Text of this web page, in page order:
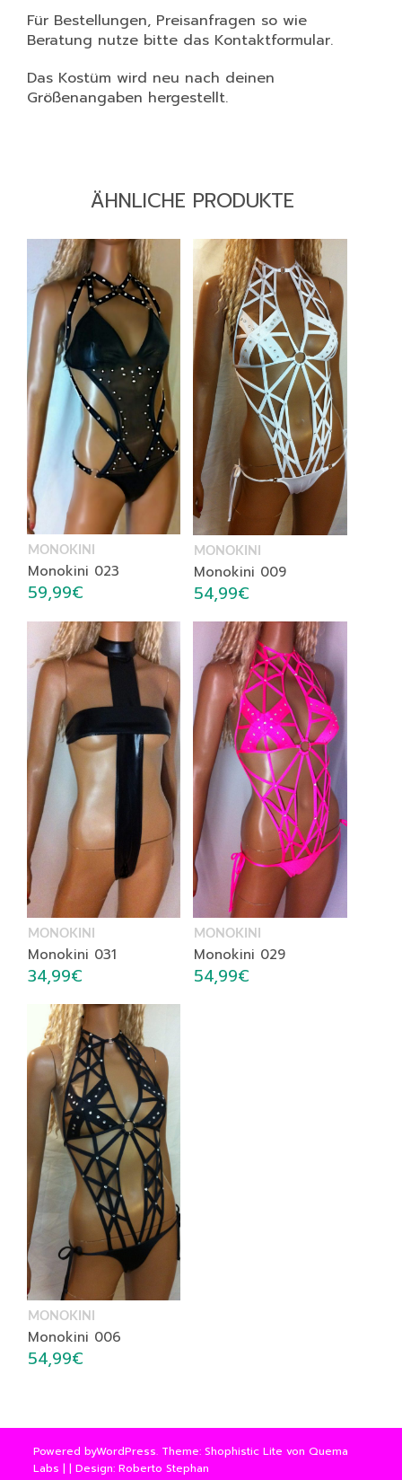
Für Bestellungen, Preisanfragen so wie
Beratung nutze bitte das Kontaktformular.
Das Kostüm wird neu nach deinen
Größenangaben hergestellt.
ÄHNLICHE PRODUKTE
MONOKINI
Monokini 023
59,99€
MONOKINI
Monokini 009
54,99€
MONOKINI
Monokini 031
34,99€
MONOKINI
Monokini 029
54,99€
MONOKINI
Monokini 006
54,99€
Powered byWordPress. Theme: Shophistic Lite von Quema
Labs | | Design: Roberto Stephan